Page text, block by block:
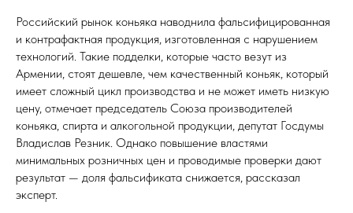
Российский рынок коньяка наводнила фальсифицированная
и контрафактная продукция, изготовленная с нарушением
технологий. Такие подделки, которые часто везут из
Армении, стоят дешевле, чем качественный коньяк, который
имеет сложный цикл производства и не может иметь низкую
цену, отмечает председатель Союза производителей
коньяка, спирта и алкогольной продукции, депутат Госдумы
Владислав Резник. Однако повышение властями
минимальных розничных цен и проводимые проверки дают
результат — доля фальсификата снижается, рассказал
эксперт.